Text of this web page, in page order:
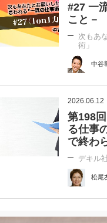
#27 一
こと－
次もあ
術」
中谷
2026.06.12
第198
る仕事
で終わ
デキル
松尾